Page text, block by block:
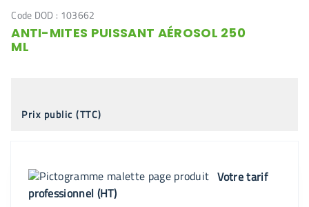
Code DOD : 103662
ANTI-MITES PUISSANT AÉROSOL 250
ML
Prix public (TTC)
Votre tarif
professionnel (HT)